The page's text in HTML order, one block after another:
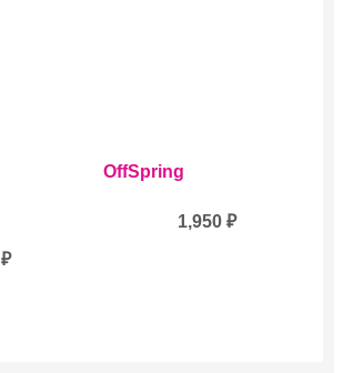
₽
OffSpring
1,950₽